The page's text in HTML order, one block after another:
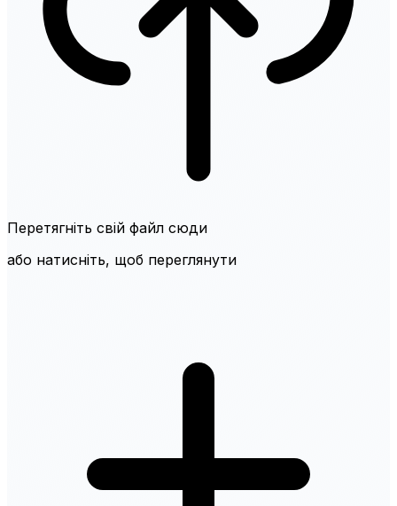
Перетягніть свій файл сюди
або натисніть, щоб переглянути